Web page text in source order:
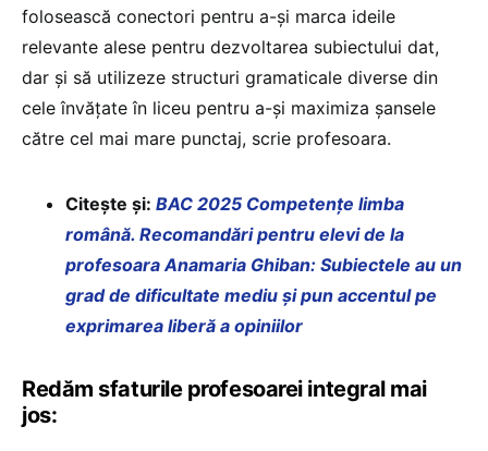
folosească conectori pentru a-și marca ideile
relevante alese pentru dezvoltarea subiectului dat,
dar și să utilizeze structuri gramaticale diverse din
cele învățate în liceu pentru a-și maximiza șansele
către cel mai mare punctaj, scrie profesoara.
Citește și: BAC 2025 Competențe limba
română. Recomandări pentru elevi de la
profesoara Anamaria Ghiban: Subiectele au un
grad de dificultate mediu și pun accentul pe
exprimarea liberă a opiniilor
Redăm sfaturile profesoarei integral mai
jos: